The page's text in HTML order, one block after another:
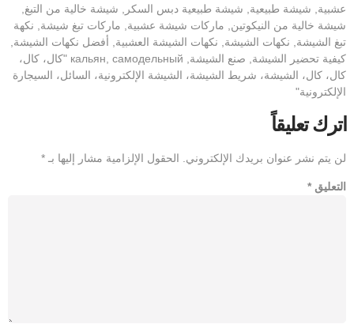
عشبية, شيشة طبيعية, شيشة طبيعية دبس السكر, شيشة خالية من التبغ,
شيشة خالية من النيكوتين, ماركات شيشة عشبية, ماركات تبغ شيشة, نكهة
تبغ الشيشة, نكهات الشيشة, نكهات الشيشة العشبية, أفضل نكهات الشيشة,
كيفية تحضير الشيشة, صنع الشيشة, кальян, самодельный "كال، كال،
كال، كال، الشيشة، شريط الشيشة، الشيشة الإلكترونية، السائل، السيجارة
الإلكترونية"
اترك تعليقاً
لن يتم نشر عنوان بريدك الإلكتروني. الحقول الإلزامية مشار إليها بـ *
التعليق *